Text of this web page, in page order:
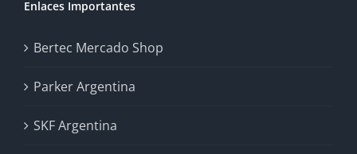
Enlaces Importantes
Bertec Mercado Shop
Parker Argentina
SKF Argentina